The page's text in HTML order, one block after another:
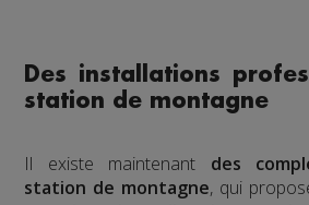
Des installations
station de montagne
Il existe maintenant des
station de montagne, qui